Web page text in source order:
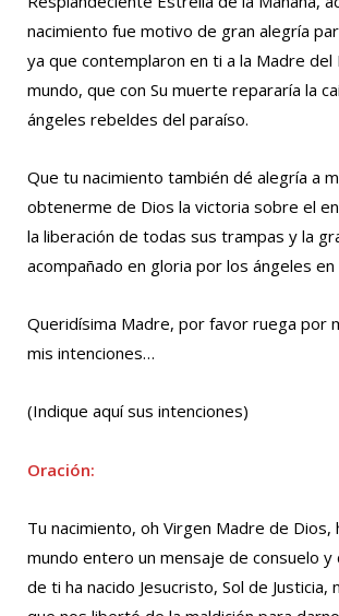
nacimiento fue motivo de gran alegría
ya que contemplaron en ti a la Madre
mundo, que con Su muerte repararía la
ángeles rebeldes del paraíso.
Que tu nacimiento también dé alegría a
obtenerme de Dios la victoria sobre el
la liberación de todas sus trampas y la
acompañado en gloria por los ángeles en
Queridísima Madre, por favor ruega por
mis intenciones…
(Indique aquí sus intenciones)
Oración:
Tu nacimiento, oh Virgen Madre de Dios,
mundo entero un mensaje de consuelo y
de ti ha nacido Jesucristo, Sol de Justicia,